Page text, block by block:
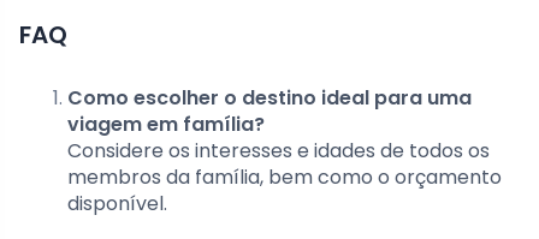
FAQ
Como escolher o destino ideal para uma
viagem em família?
Considere os interesses e idades de todos os
membros da família, bem como o orçamento
disponível.